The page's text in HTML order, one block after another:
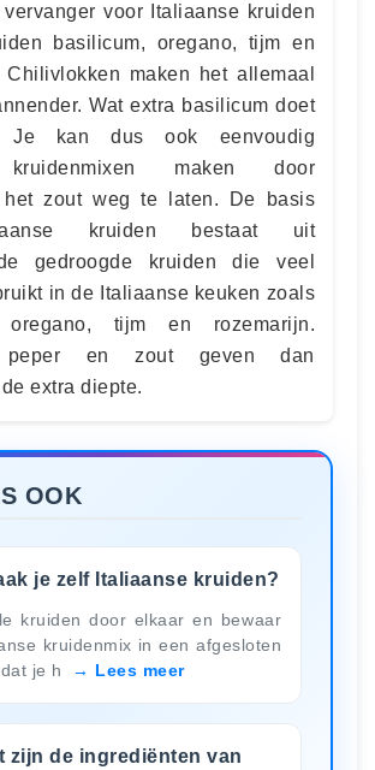
vervanger voor Italiaanse kruiden
basilicum, oregano, tijm en
Chilivlokken maken het allemaal
Wat extra basilicum doet
Je kan dus ook eenvoudig
maken door
het zout weg te laten. De basis
kruiden bestaat uit
gedroogde kruiden die veel
in de Italiaanse keuken zoals
oregano, tijm en rozemarijn.
peper en zout geven dan
extra diepte.
OOK
je zelf Italiaanse kruiden?
kruiden door elkaar en bewaar
kruidenmix in een afgesloten
je h
Lees meer
zijn de ingrediënten van